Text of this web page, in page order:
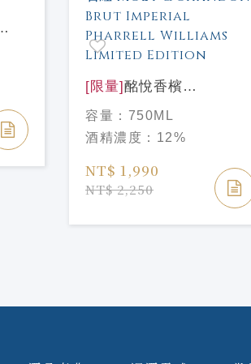
[限量] 酩悅香檳
PHARRELL WILLIAMS
聯名限量版 寶石紅 Moet
& Chandon Brut Imperial
Pharrell Williams
Limited Edition
容量： 750ML
酒精濃度： 12%
NT$ 1,990
NT$ 2,250